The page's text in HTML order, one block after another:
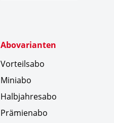
Abovarianten
Vorteilsabo
Miniabo
Halbjahresabo
Prämienabo